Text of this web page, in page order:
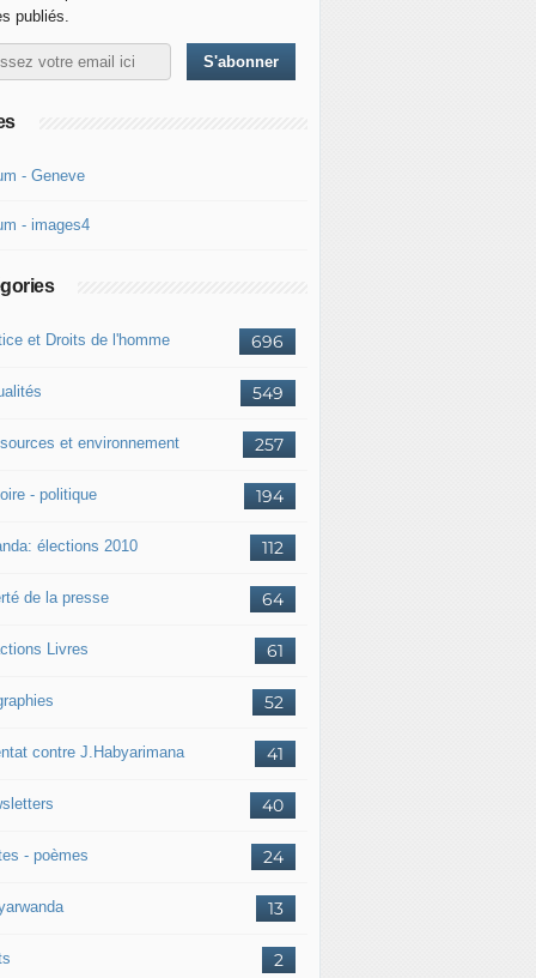
publiés.
- Geneve
- images4
696
et Droits de l'homme
549
257
et environnement
194
- politique
112
élections 2010
64
de la presse
61
Livres
52
41
contre J.Habyarimana
40
24
- poèmes
13
2